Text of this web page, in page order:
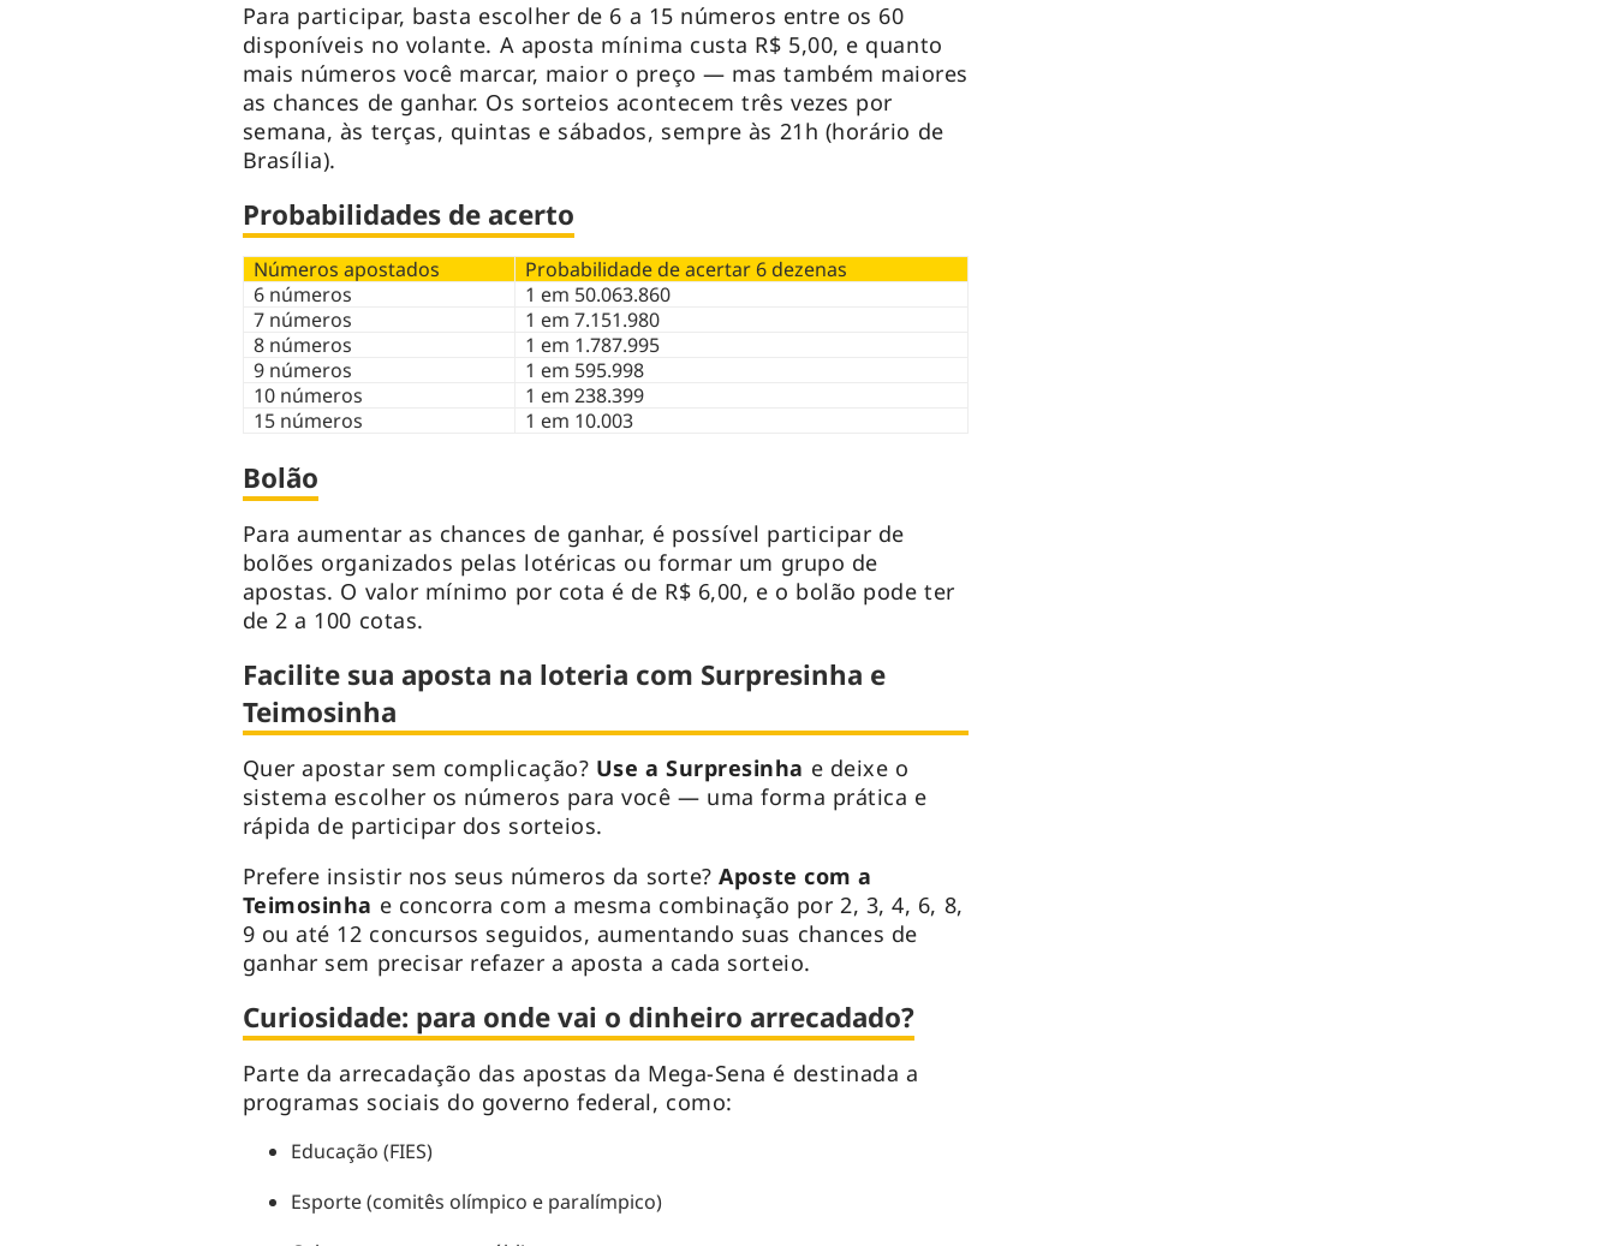
Para participar, basta escolher de 6 a 15 números entre os 60
disponíveis no volante. A aposta mínima custa R$ 5,00, e quanto
mais números você marcar, maior o preço — mas também maiores
as chances de ganhar. Os sorteios acontecem três vezes por
semana, às terças, quintas e sábados, sempre às 21h (horário de
Brasília).
Probabilidades de acerto
Números apostados
Probabilidade de acertar 6 dezenas
6 números
1 em 50.063.860
7 números
1 em 7.151.980
8 números
1 em 1.787.995
9 números
1 em 595.998
10 números
1 em 238.399
15 números
1 em 10.003
Bolão
Para aumentar as chances de ganhar, é possível participar de
bolões organizados pelas lotéricas ou formar um grupo de
apostas. O valor mínimo por cota é de R$ 6,00, e o bolão pode ter
de 2 a 100 cotas.
Facilite sua aposta na loteria com Surpresinha e
Teimosinha
Quer apostar sem complicação? Use a Surpresinha e deixe o
sistema escolher os números para você — uma forma prática e
rápida de participar dos sorteios.
Prefere insistir nos seus números da sorte?Aposte com a
Teimosinha e concorra com a mesma combinação por 2, 3, 4, 6, 8,
9 ou até 12 concursos seguidos, aumentando suas chances de
ganhar sem precisar refazer a aposta a cada sorteio.
Curiosidade: para onde vai o dinheiro arrecadado?
Parte da arrecadação das apostas da Mega-Sena é destinada a
programas sociais do governo federal, como:
Educação (FIES)
Esporte (comitês olímpico e paralímpico)